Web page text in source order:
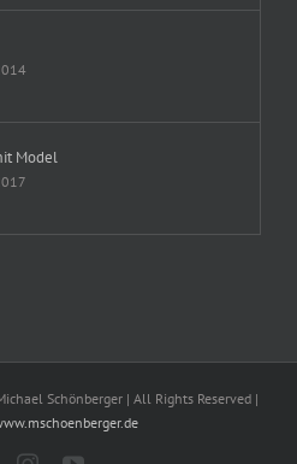
Model
Schönberger | All Rights Reserved |